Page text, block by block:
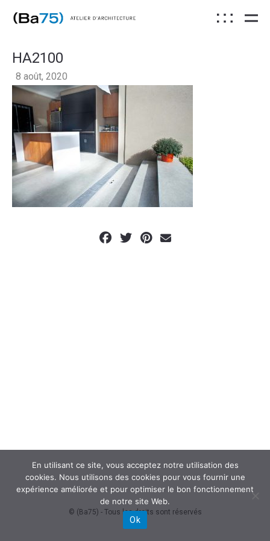
HA2100
8 août, 2020
© (Ba75) - Tous les droits sont réservés
En utilisant ce site, vous acceptez notre utilisation des
cookies. Nous utilisons des cookies pour vous fournir une
expérience améliorée et pour optimiser le bon fonctionnement
de notre site Web.
Ok